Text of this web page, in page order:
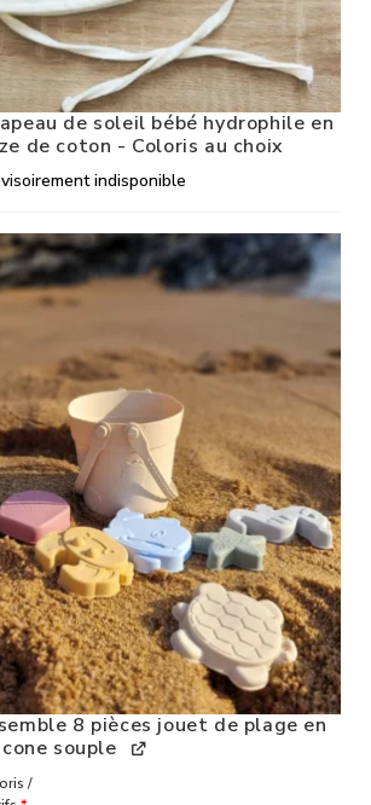
de soleil bébé hydrophile en
de coton - Coloris au choix
indisponible
8 pièces jouet de plage en
souple
/